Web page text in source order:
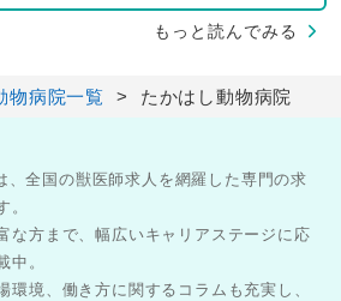
もっと読んでみる
物病院一覧 たかはし動物病院
、全国の獣医師求人を網羅した専門の求
。
な方まで、幅広いキャリアステージに応
中。
環境、働き方に関するコラムも充実し、